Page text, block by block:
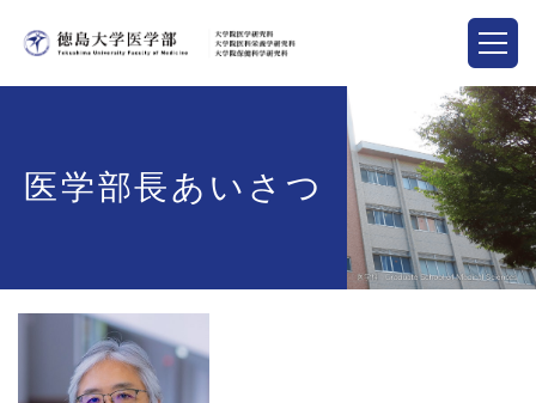
医学部長あいさつ